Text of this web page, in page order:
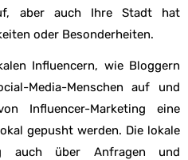
aber auch Ihre Stadt hat
oder Besonderheiten.
Influencern, wie Bloggern
Media-Menschen auf und
Influencer-Marketing eine
gepusht werden. Die lokale
auch über Anfragen und